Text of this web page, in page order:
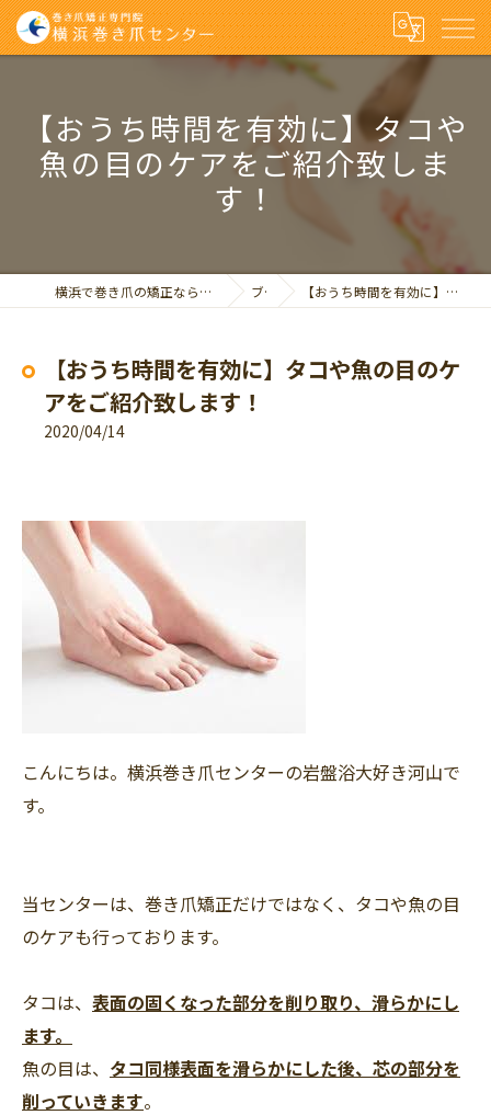
【おうち時間を有効に】タコや
魚の目のケアをご紹介致しま
す！
横浜で巻き爪の矯正なら巻き爪矯正専門院 横浜巻き爪センター ブログ 【おうち時間を有効に】タコや魚の目のケアをご紹介致します！
【おうち時間を有効に】タコや魚の目のケ
アをご紹介致します！
2020/04/14
こんにちは。横浜巻き爪センターの岩盤浴大好き河山で
す。
当センターは、巻き爪矯正だけではなく、タコや魚の目
のケアも行っております。
タコは、 表面の固くなった部分を削り取り、滑らかにし
ます。
魚の目は、 タコ同様表面を滑らかにした後、芯の部分を
削っていきます。